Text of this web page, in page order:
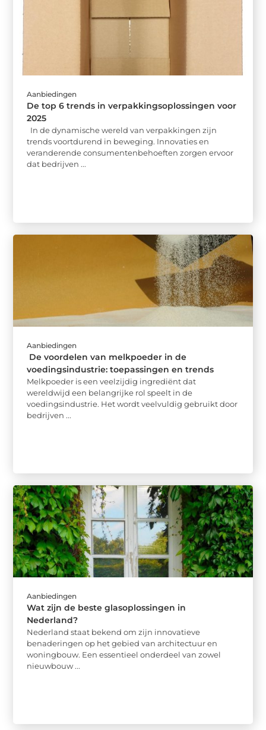
Aanbiedingen
De top 6 trends in verpakkingsoplossingen voor
2025
In de dynamische wereld van verpakkingen zijn
trends voortdurend in beweging. Innovaties en
veranderende consumentenbehoeften zorgen ervoor
dat bedrijven ...
Aanbiedingen
De voordelen van melkpoeder in de
voedingsindustrie: toepassingen en trends
Melkpoeder is een veelzijdig ingrediënt dat
wereldwijd een belangrijke rol speelt in de
voedingsindustrie. Het wordt veelvuldig gebruikt door
bedrijven ...
Aanbiedingen
Wat zijn de beste glasoplossingen in
Nederland?
Nederland staat bekend om zijn innovatieve
benaderingen op het gebied van architectuur en
woningbouw. Een essentieel onderdeel van zowel
nieuwbouw ...